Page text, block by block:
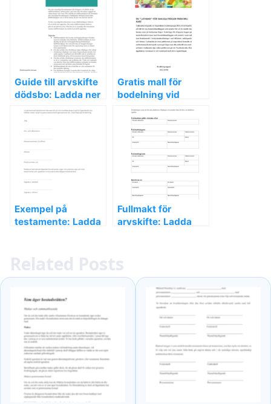
Guide till arvskifte
dödsbo: Ladda ner
gratis mallar och
tips för processen
Gratis mall för
bodelning vid
skilsmässa – Ladda
ner och förenkla
processen!
Exempel på
testamente: Ladda
testamente
Fullmakt för
arvskifte: Ladda
skifte
Related Posts